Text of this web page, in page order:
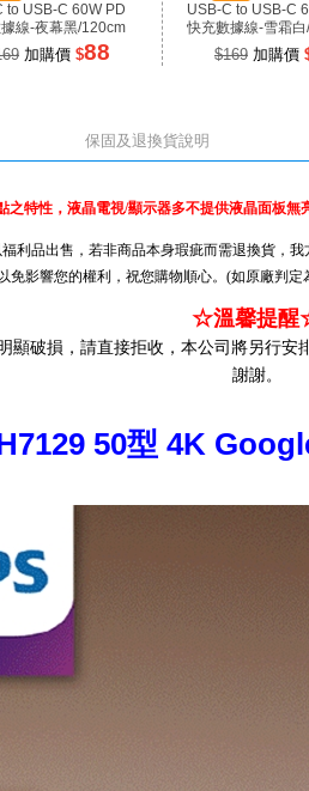
to USB-C 60W PD
線-夜幕黑/120cm
加購價 $88
USB-C to USB-C
快充數據線-雪霜
$169 加購價
保固及退換貨說明
特性，液晶電視/顯示器多不提供液晶面板
利品出售，若非商品本身瑕疵而需退換貨，
免影響您的權利，祝您購物順心。(如原廠判
☆溫馨提
顯破損，請直接拒收，本公司將另行
謝謝。
50型 4K